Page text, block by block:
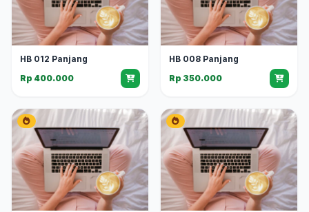
HB 012 Panjang
Rp 400.000
HB 008 Panjang
Rp 350.000